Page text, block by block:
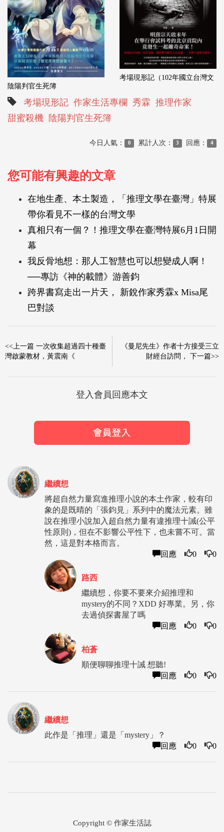
陰陽判官生死簿
考場現形記（102年國立台灣文
考場現形記 作家生活專欄 秀霖 推理作家
甜蜜殺機
陰陽判官生死簿
今日人氣： 0 累計人次： 3 回應： 4
您可能有興趣的文章
在地生產、本土製造，「推理文學在臺灣」特展
帶你看見不一樣的台灣文學
真相只有一個？！推理文學在臺灣特展6月1日開
幕
我反骨地想：那人工智慧也可以想變成人啊！
──專訪《神的載體》游善鈞
跨界書寫走出一片天， 新銳作家秀霖x Misa尾
巴對談
<<上一篇 一次收集超過四十種臺
灣啟蒙教材，黃震南《
《曼尼先生》作者十方接受三立
財經台訪問， 下一篇>>
登入會員回應本文
繼續想
將超自然力量寫進推理小說的本土作家，較有印
象的是既晴的「張鈞見」系列中的魔法元素。雖
說在推理小說加入超自然力量有違推理十誡(公平
性原則)，但在不影響公平性下，也未嘗不可。當
然，這是對本格而言。
回應
0 0
路西
繼續想，你要不要來介紹推理和
mystery的不同？XDD 好專業。另，你
去過偵探書屋了嗎
回應
0 0
柏蒼
順便聊聊推理十誡 想聽!
回應
0 0
繼續想
此作是「推理」還是「mystery」？
回應
0 0
Copyright © 作家生活誌